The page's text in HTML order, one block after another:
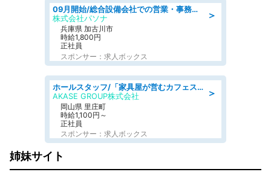
＞
09月開始/総合設備会社での営業・事務のお仕事/車通勤可/賞与あり/営業/営業事務
株式会社パソナ
兵庫県 加古川市
時給1,800円
正社員
スポンサー：求人ボックス
＞
ホールスタッフ/「家具屋が営むカフェスタッフ!」週2日～OK!嬉しいまかない付き/岡山県/浅口郡里庄町
AKASE GROUP株式会社
岡山県 里庄町
時給1,100円～
正社員
スポンサー：求人ボックス
姉妹サイト